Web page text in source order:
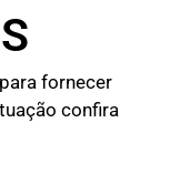
fornecer
confira